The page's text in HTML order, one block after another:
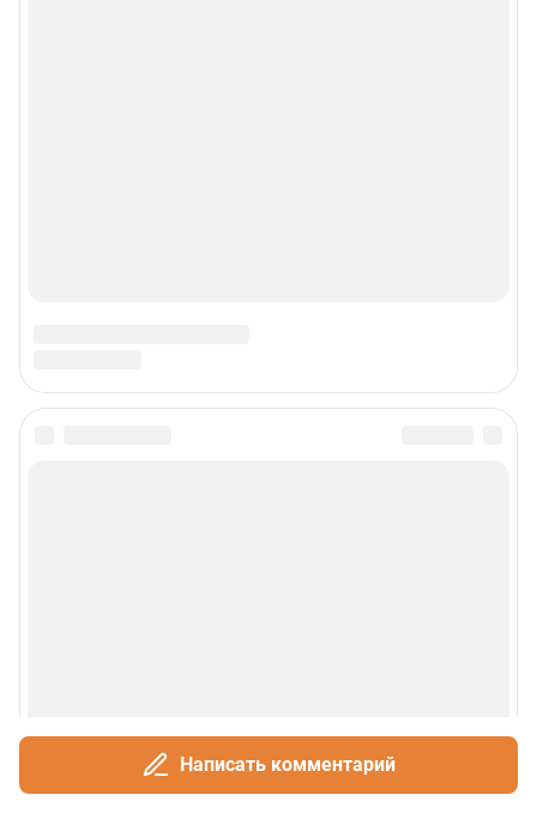
Написать комментарий